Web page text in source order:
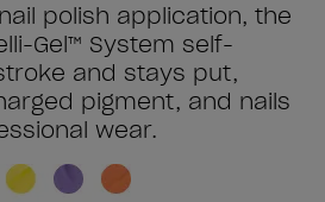
polish application, the
Gel™ System self-
and stays put,
pigment, and nails
wear.